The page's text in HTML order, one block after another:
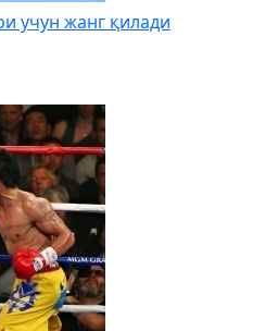
учун жанг қилади